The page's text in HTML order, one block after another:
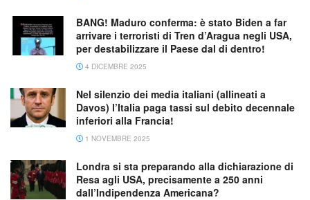
BANG! Maduro conferma: è stato Biden a far
arrivare i terroristi di Tren d’Aragua negli USA,
per destabilizzare il Paese dal di dentro!
4 DICEMBRE 2025
Nel silenzio dei media italiani (allineati a
Davos) l’Italia paga tassi sul debito decennale
inferiori alla Francia!
1 NOVEMBRE 2025
Londra si sta preparando alla dichiarazione di
Resa agli USA, precisamente a 250 anni
dall’Indipendenza Americana?